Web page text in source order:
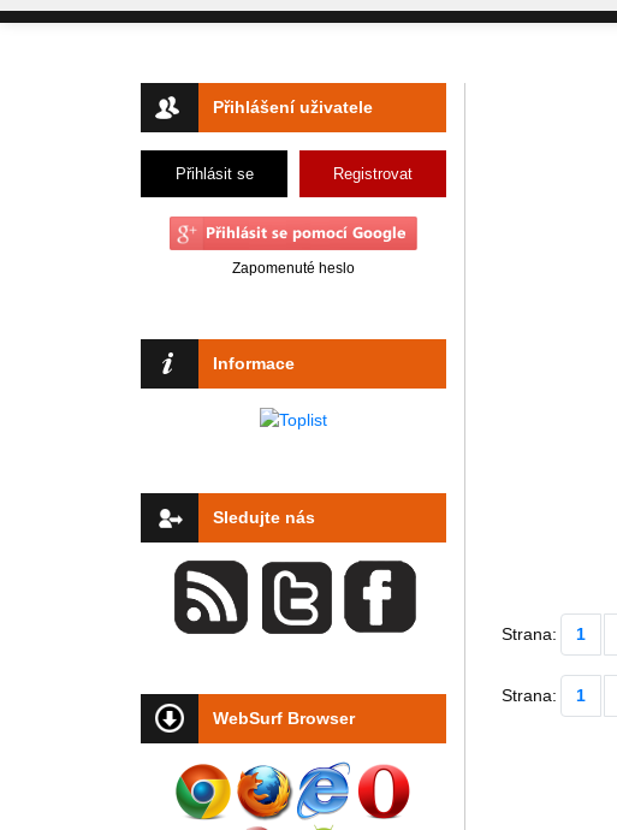
Přihlášení uživatele
Přihlásit se Registrovat
Zapomenuté heslo
Informace
Sledujte nás
WebSurf Browser
Strana: 1
Strana: 1